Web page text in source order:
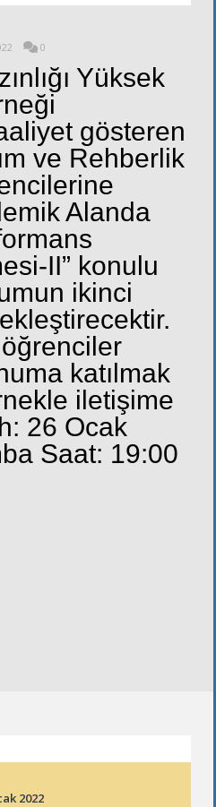
0
Yüksek
gösteren
ve Rehberlik
Alanda
II” konulu
ikinci
katılmak
iletişime
26 Ocak
Saat: 19:00
2022